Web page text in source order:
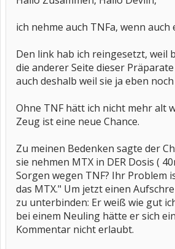
ich nehme auch TNFa, wenn auch
Den link hab ich reingesetzt, weil
die anderer Seite dieser
auch deshalb weil sie ja eben
Ohne TNF hätt ich nicht mehr alt
Zeug ist eine neue Chance.
Zu meinen Bedenken sagte der
sie nehmen MTX in DER Dosis (
Sorgen wegen TNF? Ihr Problem
das MTX." Um jetzt einen
zu unterbinden: Er weiß wie gut
bei einem Neuling hätte er sich
Kommentar nicht erlaubt.